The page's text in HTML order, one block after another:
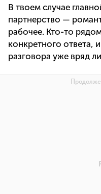
В твоем случае
партнерство —
рабочее. Кто-то
конкретного ответа,
разговора уже вряд